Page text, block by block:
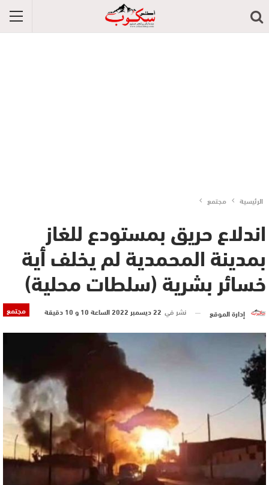
الرئيسية مجتمع
اندلاع حريق بمستودع للغاز
بمدينة المحمدية لم يخلف أية
خسائر بشرية (سلطات محلية)
مجتمع إدارة الموقع نشر في 22 ديسمبر 2022 الساعة 10 و 10 دقيقة